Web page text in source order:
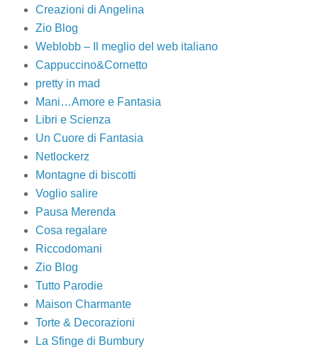
Creazioni di Angelina
Zio Blog
Weblobb – Il meglio del web italiano
Cappuccino&Cornetto
pretty in mad
Mani…Amore e Fantasia
Libri e Scienza
Un Cuore di Fantasia
Netlockerz
Montagne di biscotti
Voglio salire
Pausa Merenda
Cosa regalare
Riccodomani
Zio Blog
Tutto Parodie
Maison Charmante
Torte & Decorazioni
La Sfinge di Bumbury